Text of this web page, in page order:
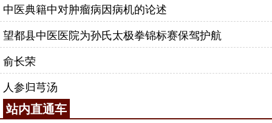
中医典籍中对肿瘤病因病机的论述
望都县中医医院为孙氏太极拳锦标赛保驾护航
俞长荣
人参归芎汤
站内直通车